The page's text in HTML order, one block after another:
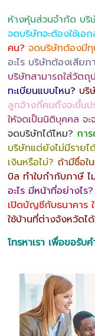
ห้างหุ้นส่วนจำกัด บริ
จดบริษัทจะต้องใช้เอก
คน? จดบริษัทต้องมีทุ
อะไร บริษัทต้องเสียภ
บริษัทสามารถใส่วัตถุ
ทะเบียนแบบไหน? บริ
ลูกจ้างกี่คนถึงจะขึ้นป
ให้จดเป็นนิติบุคคล จ
จดบริษัทได้ไหม? กา
บริษัทแต่ยังไม่มีราย
เงินหรือไม่? ถ้ามีชื่อใ
บิล ทำใบกำกับภาษี ไ
อะไร มีหน้าที่อย่างไร?
เปิดบัญชีกับธนาคาร
ใช้บ้านที่ต่างจังหวัดไ
โทรหาเรา เพื่อขอรับ